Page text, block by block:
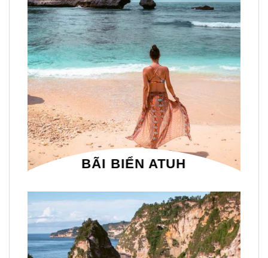
BÃI BIỂN ATUH